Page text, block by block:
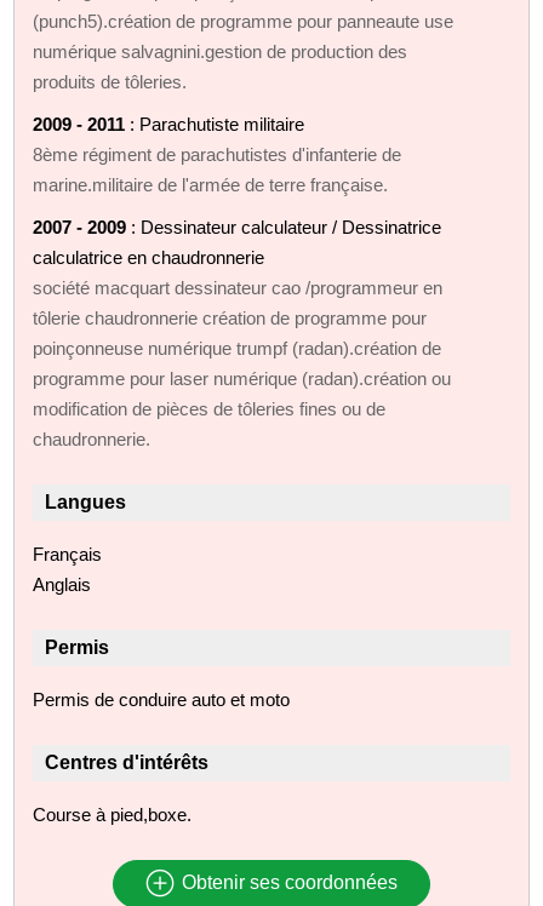
(punch5).création de programme pour panneaute use
numérique salvagnini.gestion de production des
produits de tôleries.
2009 - 2011 : Parachutiste militaire
8ème régiment de parachutistes d'infanterie de
marine.militaire de l'armée de terre française.
2007 - 2009 : Dessinateur calculateur / Dessinatrice
calculatrice en chaudronnerie
société macquart dessinateur cao /programmeur en
tôlerie chaudronnerie création de programme pour
poinçonneuse numérique trumpf (radan).création de
programme pour laser numérique (radan).création ou
modification de pièces de tôleries fines ou de
chaudronnerie.
Langues
Français
Anglais
Permis
Permis de conduire auto et moto
Centres d'intérêts
Course à pied,boxe.
Obtenir ses coordonnées